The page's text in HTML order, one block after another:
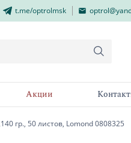
t.me/optrolmsk
Акции
гр., 50 листов, Lomond 0808325